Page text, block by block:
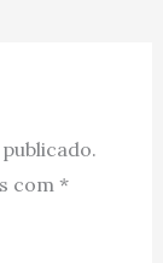
com *